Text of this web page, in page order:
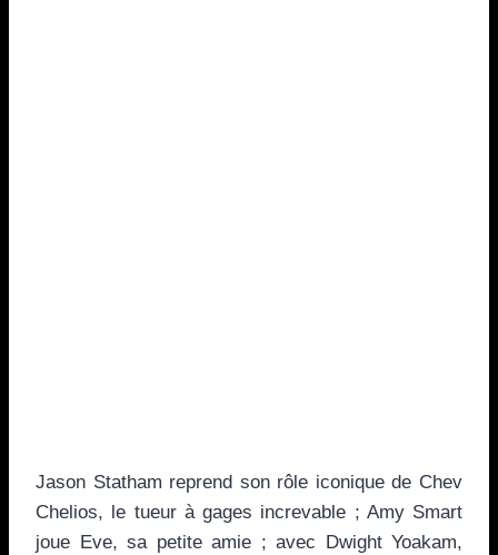
Jason Statham reprend son rôle iconique de Chev
Chelios, le tueur à gages increvable ; Amy Smart
joue Eve, sa petite amie ; avec Dwight Yoakam,